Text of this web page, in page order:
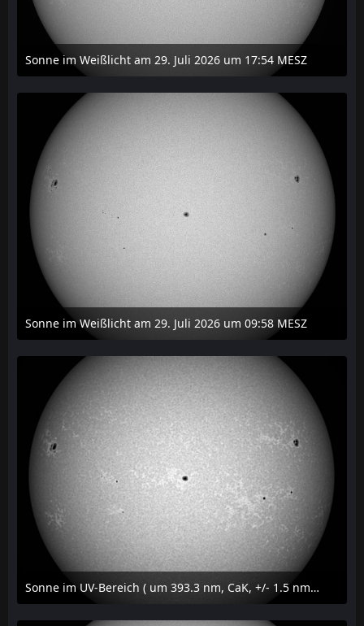
Sonne im Weißlicht am 29. Juli 2026 um 17:54 MESZ
31. Juli 2026 um 20:03
Sonne im Weißlicht am 29. Juli 2026 um 09:58 MESZ
31. Juli 2026 um 20:03
Sonne im UV-Bereich ( um 393.3 nm, CaK, +/- 1.5 nm) am 29. Juli 2026 um 09:50 MESZ
31. Juli 2026 um 20:03